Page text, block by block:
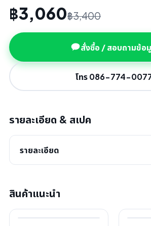
฿3,060฿3,400
สั่งซื้อ / สอบถามข้อ
โทร 086-774-
รายละเอียด & สเปค
รายละเอียด
สินค้าแนะนำ